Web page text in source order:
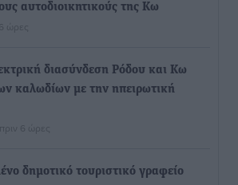
αυτοδιοικητικούς της Κω
ώρες
διασύνδεση Ρόδου και Κω
καλωδίων με την ηπειρωτική
πριν 6 ώρες
δημοτικό τουριστικό γραφείο